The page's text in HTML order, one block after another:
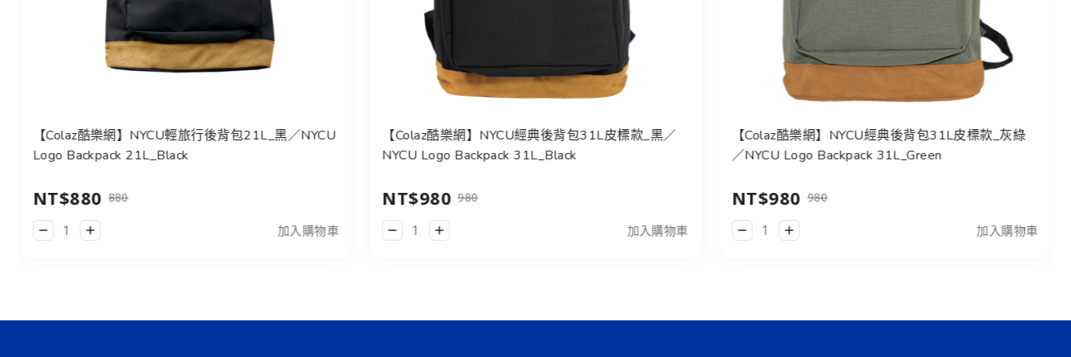
【Colaz酷樂網】NYCU輕旅行後背包21L_黑／NYCU
Logo Backpack 21L_Black
NT$880 880
加入購物車
【Colaz酷樂網】NYCU經典後背包31L皮標款_黑／
NYCU Logo Backpack 31L_Black
NT$980 980
加入購物車
【Colaz酷樂網】NYCU經典後背包31L皮標款_灰綠
／NYCU Logo Backpack 31L_Green
NT$980 980
加入購物車